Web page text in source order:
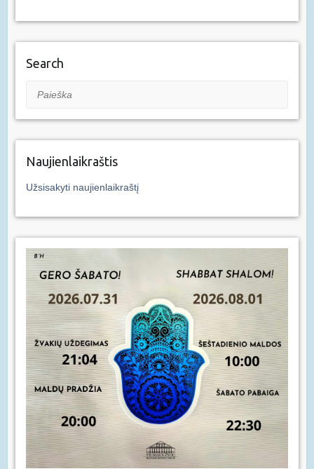
Search
Paieška
Naujienlaikraštis
Užsisakyti naujienlaikraštį